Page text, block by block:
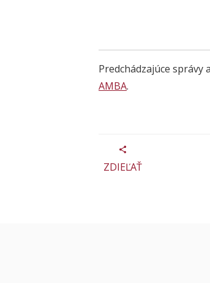
Predchádzajúce
AMBA.
ZDIEĽAŤ